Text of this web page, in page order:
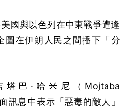
國與以色列在中東戰爭遭逢
圖在伊朗人民之間播下「分
巴‧哈米尼（Mojtaba
訊息中表示「惡毒的敵人」